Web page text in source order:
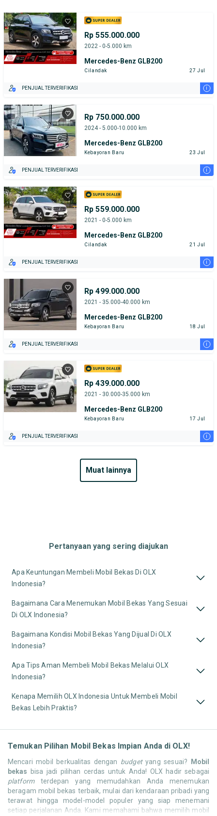
Rp 555.000.000
2022 - 0-5.000 km
Mercedes-Benz GLB200
Cilandak 27 Jul
PENJUAL TERVERIFIKASI i
Rp 750.000.000
2024 - 5.000-10.000 km
Mercedes-Benz GLB200
Kebayoran Baru 23 Jul
PENJUAL TERVERIFIKASI i
Rp 559.000.000
2021 - 0-5.000 km
Mercedes-Benz GLB200
Cilandak 21 Jul
PENJUAL TERVERIFIKASI i
Rp 499.000.000
2021 - 35.000-40.000 km
Mercedes-Benz GLB200
Kebayoran Baru 18 Jul
PENJUAL TERVERIFIKASI i
Rp 439.000.000
2021 - 30.000-35.000 km
Mercedes-Benz GLB200
Kebayoran Baru 17 Jul
PENJUAL TERVERIFIKASI i
muat lainnya
Pertanyaan yang sering diajukan
Apa Keuntungan Membeli Mobil Bekas Di OLX
Indonesia?
Bagaimana Cara Menemukan Mobil Bekas Yang Sesuai
Di OLX Indonesia?
Bagaimana Kondisi Mobil Bekas Yang Dijual Di OLX
Indonesia?
Apa Tips Aman Membeli Mobil Bekas Melalui OLX
Indonesia?
Kenapa Memilih OLX Indonesia Untuk Membeli Mobil
Bekas Lebih Praktis?
Temukan Pilihan Mobil Bekas Impian Anda di OLX!
Mencari mobil berkualitas dengan budgetyang sesuai? Mobil
bekas bisa jadi pilihan cerdas untuk Anda! OLX hadir sebagai
platformterdepan yang memudahkan Anda menemukan
beragam mobil bekas terbaik, mulai dari kendaraan pribadi yang
terawat hingga model-model populer yang siap menemani
setiap perjalanan Anda. Kami memahami bahwa memilih mobil